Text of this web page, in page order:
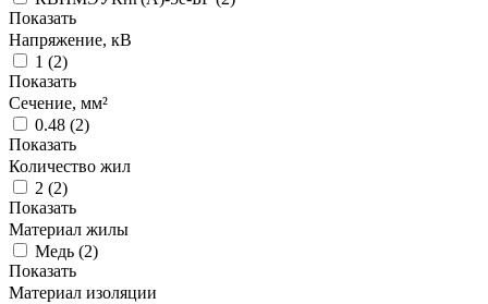
Показать
Напряжение, кВ
1 (2)
Показать
Сечение, мм²
0.48 (2)
Показать
Количество жил
2 (2)
Показать
Материал жилы
Медь (2)
Показать
Материал изоляции